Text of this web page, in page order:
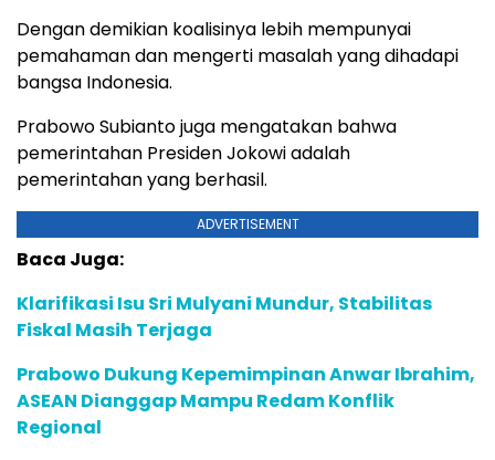
Dengan demikian koalisinya lebih mempunyai
pemahaman dan mengerti masalah yang dihadapi
bangsa Indonesia.
Prabowo Subianto juga mengatakan bahwa
pemerintahan Presiden Jokowi adalah
pemerintahan yang berhasil.
ADVERTISEMENT
Baca Juga:
Klarifikasi Isu Sri Mulyani Mundur, Stabilitas
Fiskal Masih Terjaga
Prabowo Dukung Kepemimpinan Anwar Ibrahim,
ASEAN Dianggap Mampu Redam Konflik
Regional